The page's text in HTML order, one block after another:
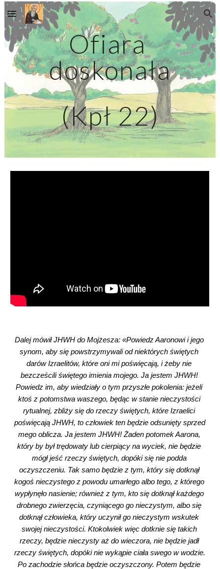
Skip to main content Skip to navigation
Ofiara
doskonała
(Kpł 22)
Dalej mówił JHWH do Mojżesza: «Powiedz Aaronowi i jego
synom, aby się powstrzymywali od niektórych świętych
darów Izraelitów, które oni mi poświęcają, i żeby nie
bezcześcili świętego imienia mojego. Ja jestem JHWH!
Powiedz im, aby wiedziały o tym przyszłe pokolenia: jeżeli
ktoś z potomstwa waszego, będąc w stanie nieczystości
rytualnej, zbliży się do rzeczy świętych, które Izraelici
poświęcają JHWH, to człowiek ten będzie odsunięty sprzed
mego oblicza. Ja jestem JHWH! Żaden potomek Aarona,
który by był trędowaty lub cierpiący na wyciek, nie będzie
mógł jeść rzeczy świętych, dopóki się nie podda
oczyszczeniu. Tak samo będzie z tym, który się dotknął
kogoś nieczystego z powodu umarłego albo tego, z którego
wypłynęło nasienie; również z tym, kto się dotknął każdego
drobnego zwierzęcia, czyniącego go nieczystym, albo się
dotknął człowieka, który uczynił go nieczystym wskutek
swojej nieczystości. Ktokolwiek więc dotknie się takich
rzeczy, będzie nieczysty aż do wieczora, nie będzie jadł
rzeczy świętych, dopóki nie wykąpie ciała swego w wodzie.
Po zachodzie słońca będzie oczyszczony. Potem będzie